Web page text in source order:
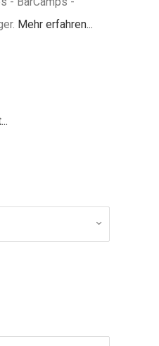
Mehr erfahren...